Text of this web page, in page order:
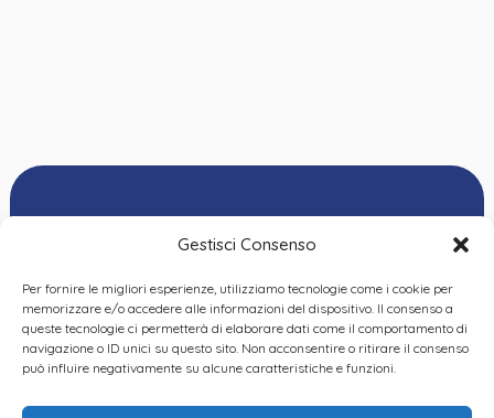
Gestisci Consenso
Per fornire le migliori esperienze, utilizziamo tecnologie come i cookie per
memorizzare e/o accedere alle informazioni del dispositivo. Il consenso a
queste tecnologie ci permetterà di elaborare dati come il comportamento di
navigazione o ID unici su questo sito. Non acconsentire o ritirare il consenso
può influire negativamente su alcune caratteristiche e funzioni.
Privacy Policy|Cookie
Policy|Dichiarazione
Ordine delle
Psicologhe e degli
Psicologi del Piemonte
VIA GIANNONE 8A – 10121